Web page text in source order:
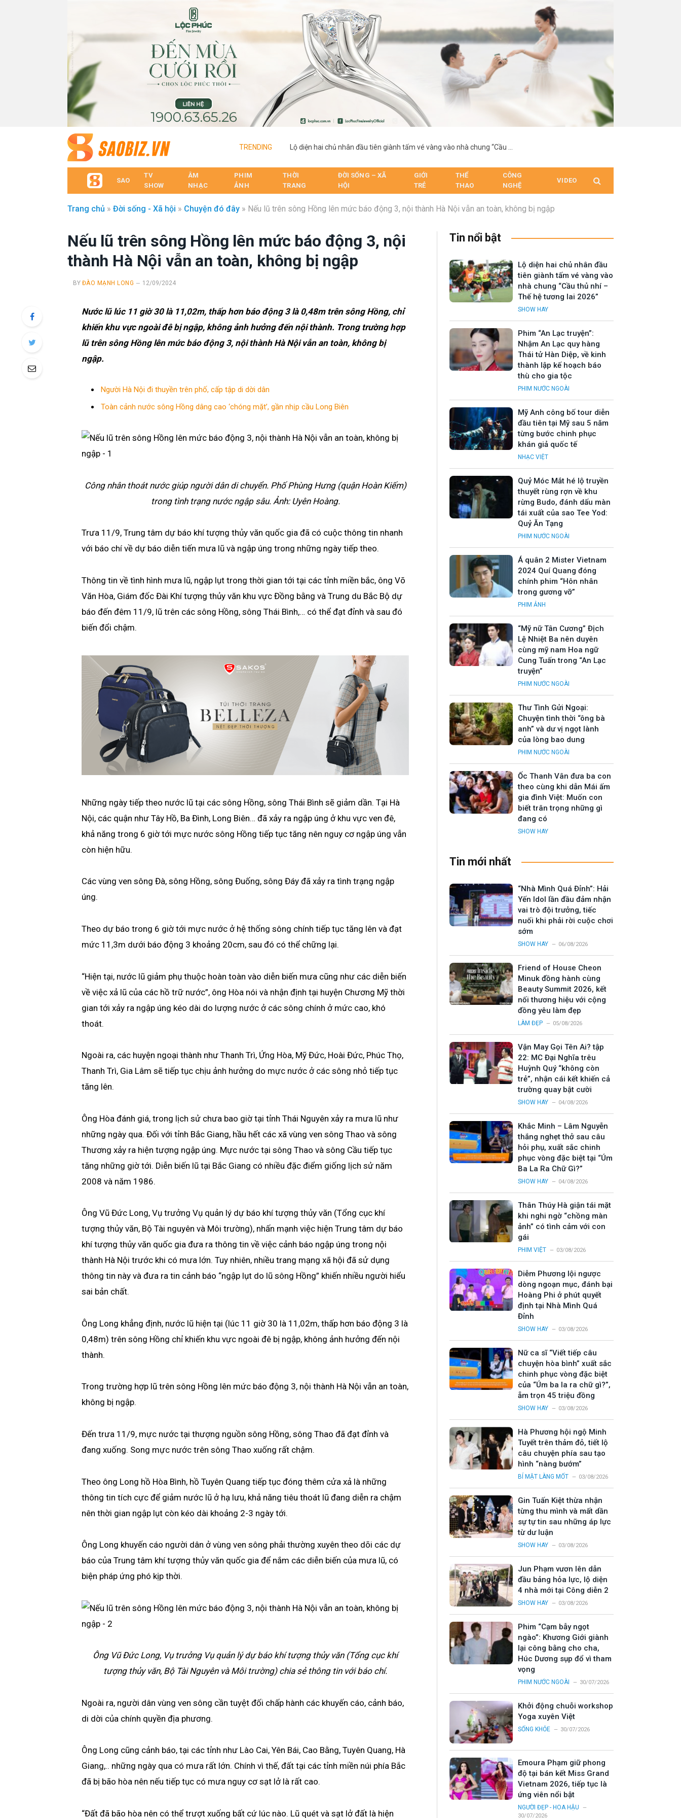
TRENDING
SAO
TV
SHOW
ÂM
NHẠC
PHIM
ẢNH
THỜI
TRANG
ĐỜI SỐNG – XÃ
HỘI
GIỚI
TRẺ
THỂ
THAO
CÔNG
NGHỆ
VIDEO
Trang chủ » Đời sống - Xã hội » Chuyện đó đây » Nếu lũ trên sông Hồng lên mức báo động 3, nội thành Hà Nội vẫn an toàn, không bị ngập
Nếu lũ trên sông Hồng lên mức báo động 3, nội
thành Hà Nội vẫn an toàn, không bị ngập
BY ĐÀO MẠNH LONG 12/09/2024
Nước lũ lúc 11 giờ 30 là 11,02m, thấp hơn báo động 3 là 0,48m trên sông Hồng, chỉ
khiến khu vực ngoài đê bị ngập, không ảnh hưởng đến nội thành. Trong trường hợp
lũ trên sông Hồng lên mức báo động 3, nội thành Hà Nội vẫn an toàn, không bị
ngập.
Người Hà Nội đi thuyền trên phố, cấp tập di dời dân
Toàn cảnh nước sông Hồng dâng cao ‘chóng mặt’, gần nhịp cầu Long Biên
Công nhân thoát nước giúp người dân di chuyển. Phố Phùng Hưng (quận Hoàn Kiếm)
trong tình trạng nước ngập sâu. Ảnh: Uyên Hoàng.
Trưa 11/9, Trung tâm dự báo khí tượng thủy văn quốc gia đã có cuộc thông tin nhanh
với báo chí về dự báo diễn tiến mưa lũ và ngập úng trong những ngày tiếp theo.
Thông tin về tình hình mưa lũ, ngập lụt trong thời gian tới tại các tỉnh miền bắc, ông Võ
Văn Hòa, Giám đốc Đài Khí tượng thủy văn khu vực Đồng bằng và Trung du Bắc Bộ dự
báo đến đêm 11/9, lũ trên các sông Hồng, sông Thái Bình,… có thể đạt đỉnh và sau đó
biến đổi chậm.
Những ngày tiếp theo nước lũ tại các sông Hồng, sông Thái Bình sẽ giảm dần. Tại Hà
Nội, các quận như Tây Hồ, Ba Đình, Long Biên… đã xảy ra ngập úng ở khu vực ven đê,
khả năng trong 6 giờ tới mực nước sông Hồng tiếp tục tăng nên nguy cơ ngập úng vẫn
còn hiện hữu.
Các vùng ven sông Đà, sông Hồng, sông Đuống, sông Đáy đã xảy ra tình trạng ngập
úng.
Theo dự báo trong 6 giờ tới mực nước ở hệ thống sông chính tiếp tục tăng lên và đạt
mức 11,3m dưới báo động 3 khoảng 20cm, sau đó có thể chững lại.
“Hiện tại, nước lũ giảm phụ thuộc hoàn toàn vào diễn biến mưa cũng như các diễn biến
về việc xả lũ của các hồ trữ nước”, ông Hòa nói và nhận định tại huyện Chương Mỹ thời
gian tới xảy ra ngập úng kéo dài do lượng nước ở các sông chính ở mức cao, khó
thoát.
Ngoài ra, các huyện ngoại thành như Thanh Trì, Ứng Hòa, Mỹ Đức, Hoài Đức, Phúc Thọ,
Thanh Trì, Gia Lâm sẽ tiếp tục chịu ảnh hưởng do mực nước ở các sông nhỏ tiếp tục
tăng lên.
Ông Hòa đánh giá, trong lịch sử chưa bao giờ tại tỉnh Thái Nguyên xảy ra mưa lũ như
những ngày qua. Đối với tỉnh Bắc Giang, hầu hết các xã vùng ven sông Thao và sông
Thương xảy ra hiện tượng ngập úng. Mực nước tại sông Thao và sông Cầu tiếp tục
tăng những giờ tới. Diễn biến lũ tại Bắc Giang có nhiều đặc điểm giống lịch sử năm
2008 và năm 1986.
Ông Vũ Đức Long, Vụ trưởng Vụ quản lý dự báo khí tượng thủy văn (Tổng cục khí
tượng thủy văn, Bộ Tài nguyên và Môi trường), nhấn mạnh việc hiện Trung tâm dự báo
khí tượng thủy văn quốc gia đưa ra thông tin về việc cảnh báo ngập úng trong nội
thành Hà Nội trước khi có mưa lớn. Tuy nhiên, nhiều trang mạng xã hội đã sử dụng
thông tin này và đưa ra tin cảnh báo “ngập lụt do lũ sông Hồng” khiến nhiều người hiểu
sai bản chất.
Ông Long khẳng định, nước lũ hiện tại (lúc 11 giờ 30 là 11,02m, thấp hơn báo động 3 là
0,48m) trên sông Hồng chỉ khiến khu vực ngoài đê bị ngập, không ảnh hưởng đến nội
thành.
Trong trường hợp lũ trên sông Hồng lên mức báo động 3, nội thành Hà Nội vẫn an toàn,
không bị ngập.
Đến trưa 11/9, mực nước tại thượng nguồn sông Hồng, sông Thao đã đạt đỉnh và
đang xuống. Song mực nước trên sông Thao xuống rất chậm.
Theo ông Long hồ Hòa Bình, hồ Tuyên Quang tiếp tục đóng thêm cửa xả là những
thông tin tích cực để giảm nước lũ ở hạ lưu, khả năng tiêu thoát lũ đang diễn ra chậm
nên thời gian ngập lụt còn kéo dài khoảng 2-3 ngày tới.
Ông Long khuyến cáo người dân ở vùng ven sông phải thường xuyên theo dõi các dự
báo của Trung tâm khí tượng thủy văn quốc gia để nắm các diễn biến của mưa lũ, có
biện pháp ứng phó kịp thời.
Ông Vũ Đức Long, Vụ trưởng Vụ quản lý dự báo khí tượng thủy văn (Tổng cục khí
tượng thủy văn, Bộ Tài Nguyên và Môi trường) chia sẻ thông tin với báo chí.
Ngoài ra, người dân vùng ven sông cần tuyệt đối chấp hành các khuyến cáo, cảnh báo,
di dời của chính quyền địa phương.
Ông Long cũng cảnh báo, tại các tỉnh như Lào Cai, Yên Bái, Cao Bằng, Tuyên Quang, Hà
Giang,.. những ngày qua có mưa rất lớn. Chính vì thế, đất tại các tỉnh miền núi phía Bắc
đã bị bão hòa nên nếu tiếp tục có mưa nguy cơ sạt lở là rất cao.
“Đất đã bão hòa nên có thể trượt xuống bất cứ lúc nào. Lũ quét và sạt lở đất là hiện
Tin nổi bật
Lộ diện hai chủ nhân đầu
tiên giành tấm vé vàng vào
nhà chung “Cầu thủ nhí –
Thế hệ tương lai 2026”
SHOW HAY
Phim “An Lạc truyện”:
Nhậm An Lạc quy hàng
Thái tử Hàn Diệp, về kinh
thành lập kế hoạch báo
thù cho gia tộc
PHIM NƯỚC NGOÀI
Mỹ Anh công bố tour diễn
đầu tiên tại Mỹ sau 5 năm
từng bước chinh phục
khán giả quốc tế
NHẠC VIỆT
Quỷ Móc Mắt hé lộ truyền
thuyết rùng rợn về khu
rừng Budo, đánh dấu màn
tái xuất của sao Tee Yod:
Quỷ Ăn Tạng
PHIM NƯỚC NGOÀI
Á quân 2 Mister Vietnam
2024 Quí Quang đóng
chính phim “Hôn nhân
trong gương vỡ”
PHIM ẢNH
“Mỹ nữ Tân Cương” Địch
Lệ Nhiệt Ba nên duyên
cùng mỹ nam Hoa ngữ
Cung Tuấn trong “An Lạc
truyện”
PHIM NƯỚC NGOÀI
Thư Tình Gửi Ngoại:
Chuyện tình thời “ông bà
anh” và dư vị ngọt lành
của lòng bao dung
PHIM NƯỚC NGOÀI
Ốc Thanh Vân đưa ba con
theo cùng khi dẫn Mái ấm
gia đình Việt: Muốn con
biết trân trọng những gì
đang có
SHOW HAY
Tin mới nhất
“Nhà Mình Quá Đỉnh”: Hải
Yến Idol lần đầu đảm nhận
vai trò đội trưởng, tiếc
nuối khi phải rời cuộc chơi
sớm
SHOW HAY 06/08/2026
Friend of House Cheon
Minuk đồng hành cùng
Beauty Summit 2026, kết
nối thương hiệu với cộng
đồng yêu làm đẹp
LÀM ĐẸP 05/08/2026
Vận May Gọi Tên Ai? tập
22: MC Đại Nghĩa trêu
Huỳnh Quý “không còn
trẻ”, nhận cái kết khiến cả
trường quay bật cười
SHOW HAY 04/08/2026
Khắc Minh – Lâm Nguyễn
thắng nghẹt thở sau câu
hỏi phụ, xuất sắc chinh
phục vòng đặc biệt tại “Úm
Ba La Ra Chữ Gì?”
SHOW HAY 04/08/2026
Thân Thúy Hà giận tái mặt
khi nghi ngờ “chồng màn
ảnh” có tình cảm với con
gái
PHIM VIỆT 03/08/2026
Diễm Phương lội ngược
dòng ngoạn mục, đánh bại
Hoàng Phi ở phút quyết
định tại Nhà Mình Quá
Đỉnh
SHOW HAY 03/08/2026
Nữ ca sĩ “Viết tiếp câu
chuyện hòa bình” xuất sắc
chinh phục vòng đặc biệt
của “Úm ba la ra chữ gì?”,
ẵm trọn 45 triệu đồng
SHOW HAY 03/08/2026
Hà Phương hội ngộ Minh
Tuyết trên thảm đỏ, tiết lộ
câu chuyện phía sau tạo
hình “nàng bướm”
BÍ MẬT LÀNG MỐT 03/08/2026
Gin Tuấn Kiệt thừa nhận
từng thu mình và mất dần
sự tự tin sau những áp lực
từ dư luận
SHOW HAY 03/08/2026
Jun Phạm vươn lên dẫn
đầu bảng hỏa lực, lộ diện
4 nhà mới tại Công diễn 2
SHOW HAY 03/08/2026
Phim “Cạm bẫy ngọt
ngào”: Khương Giới giành
lại công bằng cho cha,
Húc Dương sụp đổ vì tham
vọng
PHIM NƯỚC NGOÀI 30/07/2026
Khởi động chuỗi workshop
Yoga xuyên Việt
SỐNG KHỎE 30/07/2026
Emoura Phạm giữ phong
độ tại bán kết Miss Grand
Vietnam 2026, tiếp tục là
ứng viên nổi bật
NGƯỜI ĐẸP - HOA HẬU
30/07/2026